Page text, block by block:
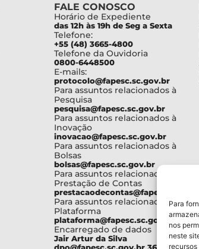
Para
nos
neste
FALE CONOSCO
Horário de Expediente
das 12h às 19h de Seg a Sexta
Telefone:
+55 (48) 3665-4800
Telefone da Ouvidoria
0800-6448500
E-mails:
protocolo@fapesc.sc.gov.br
Para assuntos relacionados à
Pesquisa
pesquisa@fapesc.sc.gov.br
Para assuntos relacionados à
Inovação
inovacao@fapesc.sc.gov.br
Para assuntos relacionados à
Bolsas
bolsas@fapesc.sc.gov.br
Para assuntos relacionados à
Prestação de Contas
Para assuntos relacionados à
Plataforma
plataforma@fapesc.sc.gov.br
Encarregado de dados
Jair Artur da Silva
dpo@fapesc.sc.gov.br 3665-